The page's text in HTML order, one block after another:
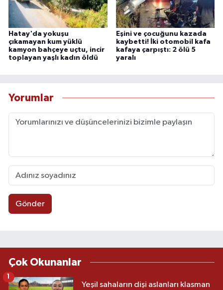
Hatay'da yokuşu
çıkamayan kum yüklü
kamyon bahçeye uçtu, incir
toplayan yaşlı kadın öldü
Eşini ve çocuğunu kazada
kaybetti! İki otomobil kafa
kafaya çarpıştı: 2 ölü 5
yaralı
Yorumlar
Gönder
Çok Okunanlar
Yeşil sahaların dişi aslanları klasman
1